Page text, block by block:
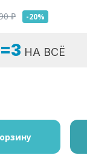
₽ -20%
НА ВСЁ